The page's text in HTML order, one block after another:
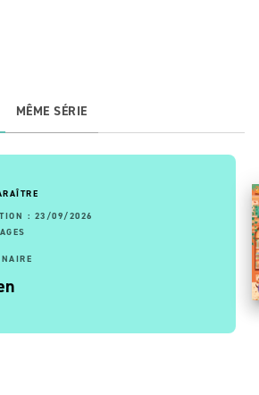
MÊME SÉRIE
: 23/09/2026